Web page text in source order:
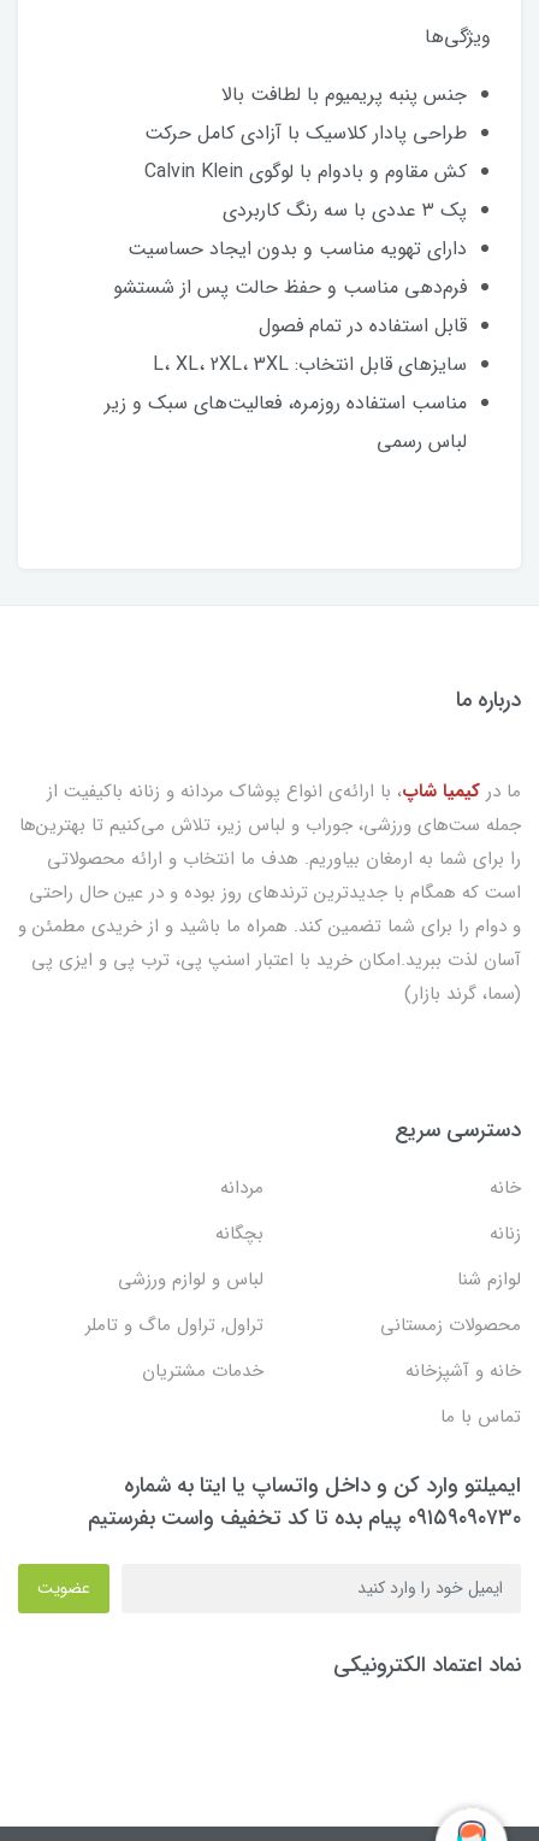
ویژگی‌ها
جنس پنبه پریمیوم با لطافت بالا
طراحی پادار کلاسیک با آزادی کامل حرکت
کش مقاوم و بادوام با لوگوی Calvin Klein
پک ۳ عددی با سه رنگ کاربردی
دارای تهویه مناسب و بدون ایجاد حساسیت
فرم‌دهی مناسب و حفظ حالت پس از شستشو
قابل استفاده در تمام فصول
سایزهای قابل انتخاب: L، XL، 2XL، 3XL
مناسب استفاده روزمره، فعالیت‌های سبک و زیر
لباس رسمی
درباره ما
ما در کیمیا شاپ، با ارائه‌ی انواع پوشاک مردانه و زنانه باکیفیت از
جمله ست‌های ورزشی، جوراب و لباس زیر، تلاش می‌کنیم تا بهترین‌ها
را برای شما به ارمغان بیاوریم. هدف ما انتخاب و ارائه محصولاتی
است که همگام با جدیدترین ترندهای روز بوده و در عین حال راحتی
و دوام را برای شما تضمین کند. همراه ما باشید و از خریدی مطمئن و
آسان لذت ببرید.امکان خرید با اعتبار اسنپ پی، ترب پی و ایزی پی
(سما، گرند بازار)
دسترسی سریع
خانه
مردانه
زنانه
بچگانه
لوازم شنا
لباس و لوازم ورزشی
محصولات زمستانی
تراول, تراول ماگ و تاملر
خانه و آشپزخانه
خدمات مشتریان
تماس با ما
ایمیلتو وارد کن و داخل واتساپ یا ایتا به شماره
۰۹۱۵۹۰۹۰۷۳۰ پیام بده تا کد تخفیف واست بفرستیم
عضویت
نماد اعتماد الکترونیکی